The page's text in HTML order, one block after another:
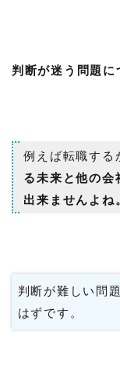
判断が迷う問題に
例えば転職する
る未来と他の会
出来ませんよね
判断が難しい問
はずです。